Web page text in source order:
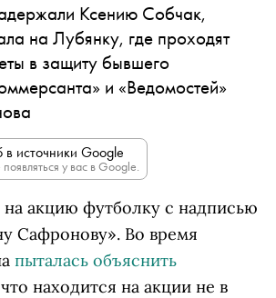
Ксению Собчак,
на Лубянку, где проходят
в защиту бывшего
и «Ведомостей»
источники Google
у вас в Google.
на акцию футболку с надписью
Сафронову». Во время
пыталась объяснить
находится на акции не в